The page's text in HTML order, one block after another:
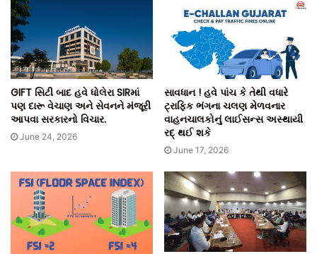
GIFT સિટી બાદ હવે ધોલેરા SIRમાં
પણ દારૂ વેચાણ અને સેવનને મંજૂરી
આપવા સરકારનો વિચાર.
June 24, 2026
સાવધાન ! હવે પાંચ કે તેથી વધારે
ટ્રાફિક ભંગના ચલણ મેળવનાર
વાહનચાલકોનું લાઈસન્સ અસ્થાયી
રદ્ થઈ શકે
June 17, 2026